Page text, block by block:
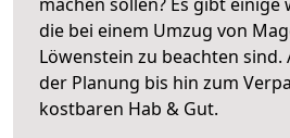
die bei einem Umzug von
Löwenstein zu beachten sind.
der Planung bis hin zum
kostbaren Hab & Gut.